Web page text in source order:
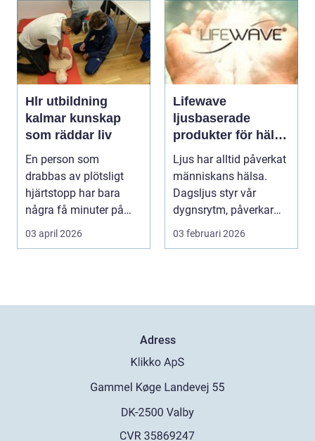
Hlr utbildning
kalmar kunskap
som räddar liv
En person som
drabbas av plötsligt
hjärtstopp har bara
några få minuter på
sig. För varje minut
03 april 2026
Lifewave
ljusbaserade
produkter för hälsa
och välbefinnande
Ljus har alltid påverkat
människans hälsa.
Dagsljus styr vår
dygnsrytm, påverkar
humör, sömn och ene...
03 februari 2026
Adress